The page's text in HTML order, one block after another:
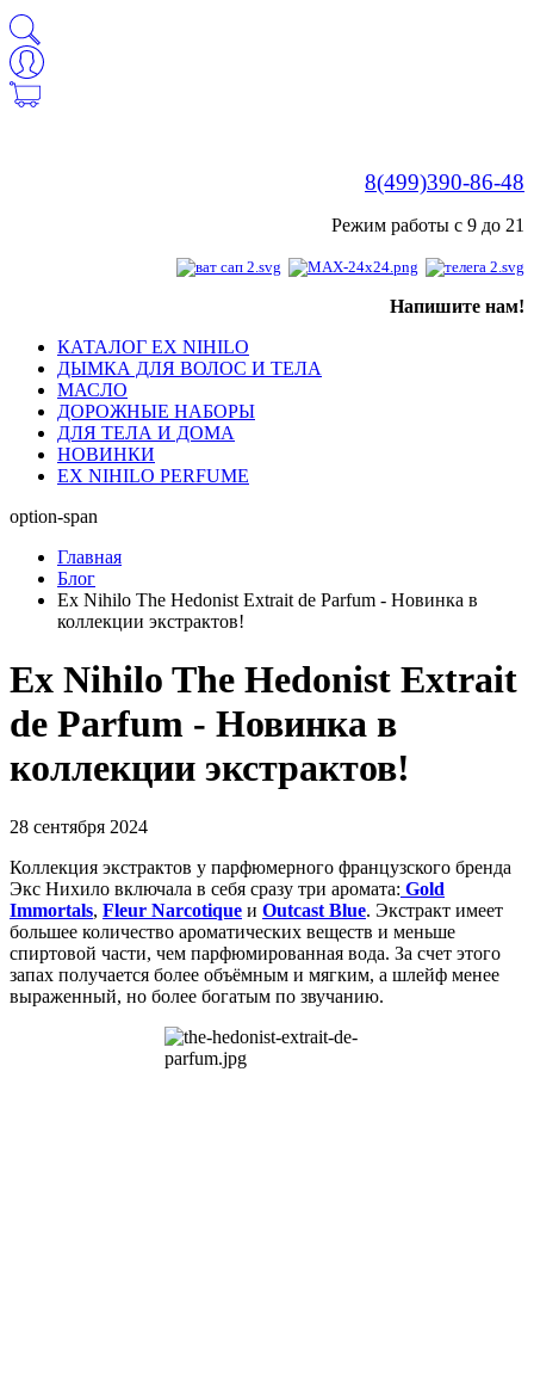
8(499)390-86-48
Режим работы с 9 до 21
Напишите нам!
КАТАЛОГ EX NIHILO
ДЫМКА ДЛЯ ВОЛОС И ТЕЛА
МАСЛО
ДОРОЖНЫЕ НАБОРЫ
ДЛЯ ТЕЛА И ДОМА
НОВИНКИ
EX NIHILO PERFUME
option-span
Главная
Блог
Ex Nihilo The Hedonist Extrait de Parfum - Новинка в
коллекции экстрактов!
Ex Nihilo The Hedonist Extrait
de Parfum - Новинка в
коллекции экстрактов!
28 сентября 2024
Коллекция экстрактов у парфюмерного французского бренда
Экс Нихило включала в себя сразу три аромата: Gold
Immortals, Fleur Narcotique и Outcast Blue. Экстракт имеет
большее количество ароматических веществ и меньше
спиртовой части, чем парфюмированная вода. За счет этого
запах получается более объёмным и мягким, а шлейф менее
выраженный, но более богатым по звучанию.